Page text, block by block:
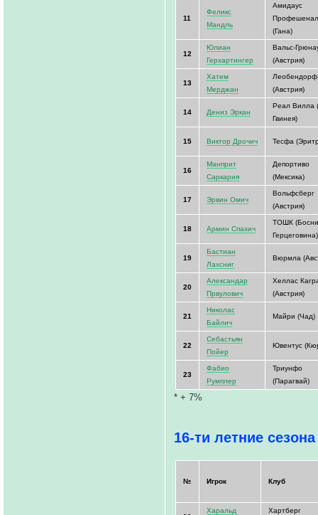
11
Феликс
Мандль
Амидаус
(Гана)
12
Юлиан
Герхартингер
Вальс-
(Австрия)
13
Хатем
Мерджан
Леобендорф
(Австрия)
14 Дениз Эркан
Реал Вилла
Гвинея)
15 Виктор Дрочич Тесфа
16
Манприт
Саркария
Депортиво
(Мексика)
17 Эрвин Омич
Вольфсберг
(Австрия)
18 Армин Спахич
ТОШК
Герцеговина)
19
Бастиан
Лахсниг
Вюрмла
20
Александар
Првулович
Хеллас
(Австрия)
21
Николас
Байлич
Майри (Чад)
22
Себастьян
Пойер
Ювентус
23
Фабио
Румплер
Триунфо
(Парагвай)
* + 7%
16-ти летние сезона
№ Игрок Клуб
Харальд
Хартберг